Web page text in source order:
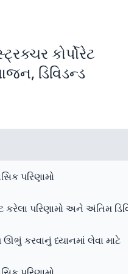
કોર્પોરેટ
ડિવિડન્ડ
પરિણામો
કરેલા પરિણામો અને અંતિમ
ઊભું કરવાનું ધ્યાનમાં લેવા માટે